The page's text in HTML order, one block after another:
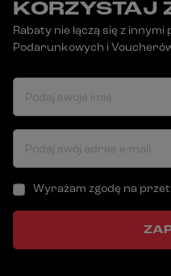
KORZYSTAJ
Rabaty nie łączą się z
Podarunkowych i
Podaj swoje imię
Podaj swój adres e-mail
Wyrażam zgodę na